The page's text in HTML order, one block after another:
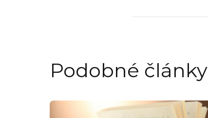
Podobné články